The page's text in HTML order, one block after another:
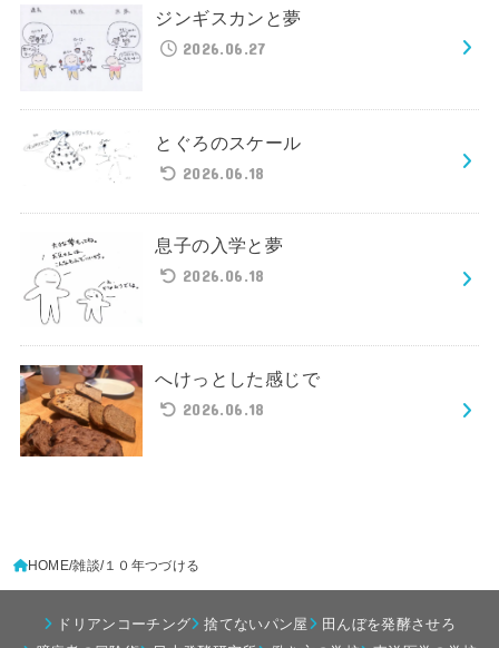
ジンギスカンと夢
2026.06.27
とぐろのスケール
2026.06.18
息子の入学と夢
2026.06.18
へけっとした感じで
2026.06.18
HOME 雑談 １０年つづける
ドリアンコーチング 捨てないパン屋
田んぼを発酵させろ